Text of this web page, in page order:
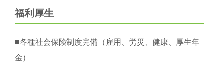
福利厚生
■各種社会保険制度完備（雇用、労災、健康、厚生年
金）